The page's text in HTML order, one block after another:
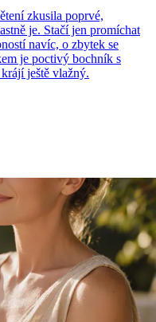
zkusila poprvé,
je. Stačí jen promíchat
navíc, o zbytek se
je poctivý bochník s
ještě vlažný.